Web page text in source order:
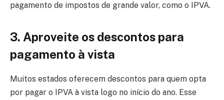
pagamento de impostos de grande valor, como o IPVA.
3. Aproveite os descontos para
pagamento à vista
Muitos estados oferecem descontos para quem opta
por pagar o IPVA à vista logo no início do ano. Esse